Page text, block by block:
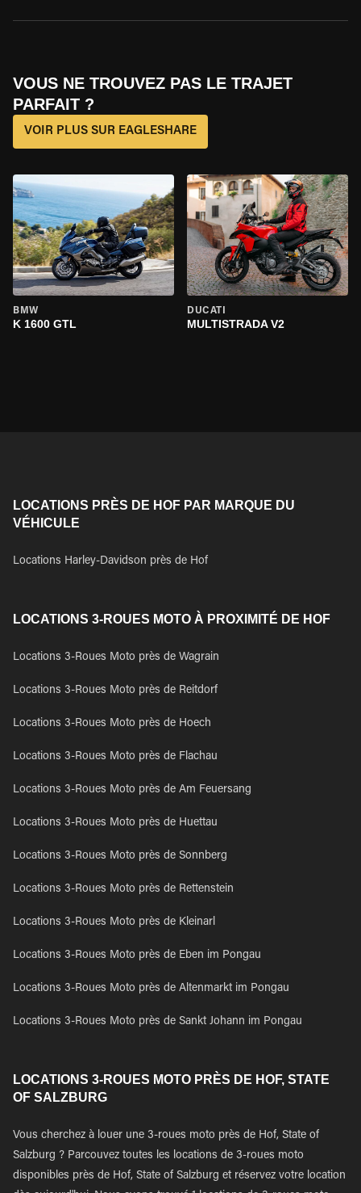
VOUS NE TROUVEZ PAS LE TRAJET
PARFAIT ?
VOIR PLUS SUR EAGLESHARE
BMW
K 1600 GTL
DUCATI
MULTISTRADA V2
LOCATIONS PRÈS DE HOF PAR MARQUE DU
VÉHICULE
Locations Harley-Davidson près de Hof
LOCATIONS 3-ROUES MOTO À PROXIMITÉ DE HOF
Locations 3-Roues Moto près de Wagrain
Locations 3-Roues Moto près de Reitdorf
Locations 3-Roues Moto près de Hoech
Locations 3-Roues Moto près de Flachau
Locations 3-Roues Moto près de Am Feuersang
Locations 3-Roues Moto près de Huettau
Locations 3-Roues Moto près de Sonnberg
Locations 3-Roues Moto près de Rettenstein
Locations 3-Roues Moto près de Kleinarl
Locations 3-Roues Moto près de Eben im Pongau
Locations 3-Roues Moto près de Altenmarkt im Pongau
Locations 3-Roues Moto près de Sankt Johann im Pongau
LOCATIONS 3-ROUES MOTO PRÈS DE HOF, STATE
OF SALZBURG
Vous cherchez à louer une 3-roues moto près de Hof, State of
Salzburg ? Parcouvez toutes les locations de 3-roues moto
disponibles près de Hof, State of Salzburg et réservez votre location